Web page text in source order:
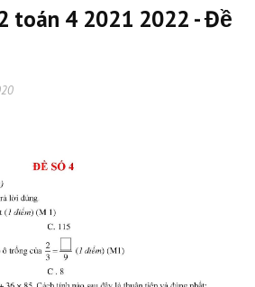
toán 4 2021 2022 - Đề